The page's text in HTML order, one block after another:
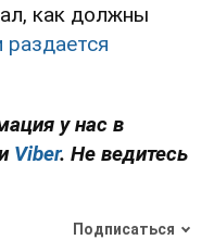
как должны
раздается
у нас в
Viber. Не ведитесь
Подписаться